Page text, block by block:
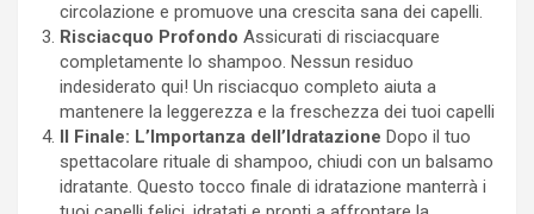
circolazione e promuove una crescita sana dei capelli.
Risciacquo Profondo Assicurati di risciacquare
completamente lo shampoo. Nessun residuo
indesiderato qui! Un risciacquo completo aiuta a
mantenere la leggerezza e la freschezza dei tuoi capelli
Il Finale: L’Importanza dell’Idratazione Dopo il tuo
spettacolare rituale di shampoo, chiudi con un balsamo
idratante. Questo tocco finale di idratazione manterrà i